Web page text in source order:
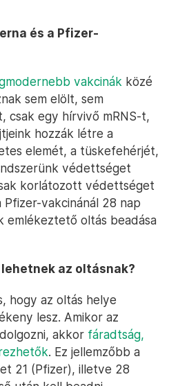
és a Pfizer-
vakcinák közé
sem elölt, sem
csak egy hírvivő mRNS-t,
hozzák létre a
elemét, a tüskefehérjét,
védettséget
korlátozott védettséget
vakcinánál 28 nap
emlékeztető oltás beadása
az oltásnak?
hogy az oltás helye
lesz. Amikor az
akkor fáradtság,
. Ez jellemzőbb a
21 (Pfizer), illetve 28